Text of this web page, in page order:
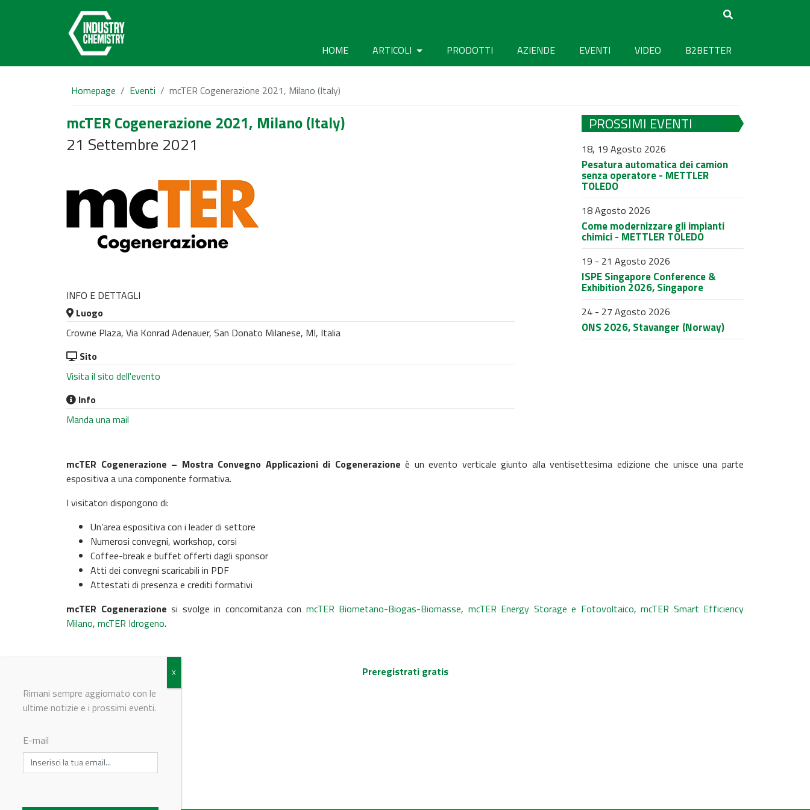
HOME ARTICOLI PRODOTTI AZIENDE EVENTI VIDEO B2BETTER
Homepage Eventi mcTER Cogenerazione 2021, Milano (Italy)
mcTER Cogenerazione 2021, Milano (Italy)
21 Settembre 2021
INFO E DETTAGLI
Luogo
Crowne Plaza, Via Konrad Adenauer, San Donato Milanese, MI, Italia
Sito
Visita il sito dell'evento
Info
Manda una mail
PROSSIMI EVENTI
18, 19 Agosto 2026
Pesatura automatica dei camion
senza operatore - METTLER
TOLEDO
18 Agosto 2026
Come modernizzare gli impianti
chimici - METTLER TOLEDO
19 - 21 Agosto 2026
ISPE Singapore Conference &
Exhibition 2026, Singapore
24 - 27 Agosto 2026
ONS 2026, Stavanger (Norway)
mcTER Cogenerazione – Mostra Convegno Applicazioni di Cogenerazioneè un evento verticale giunto alla ventisettesima edizione che unisce una parte
espositiva a una componente formativa.
I visitatori dispongono di:
Un’area espositiva con i leader di settore
Numerosi convegni, workshop, corsi
Coffee-break e buffet offerti dagli sponsor
Atti dei convegni scaricabili in PDF
Attestati di presenza e crediti formativi
mcTER Cogenerazione si svolge in concomitanza con mcTER Biometano-Biogas-Biomasse, mcTER Energy Storage e Fotovoltaico, mcTER Smart Efficiency
Milano, mcTER Idrogeno.
Preregistrati gratis
© Riproduzione riservata
Rimani sempre aggiornato con le
ultime notizie e i prossimi eventi.
E-mail